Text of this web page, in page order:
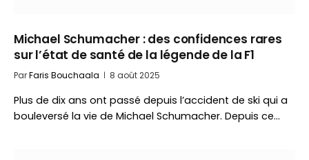
Michael Schumacher : des confidences rares
sur l’état de santé de la légende de la F1
ParFaris Bouchaala 8 août 2025
Plus de dix ans ont passé depuis l’accident de ski qui a
bouleversé la vie de Michael Schumacher. Depuis ce…